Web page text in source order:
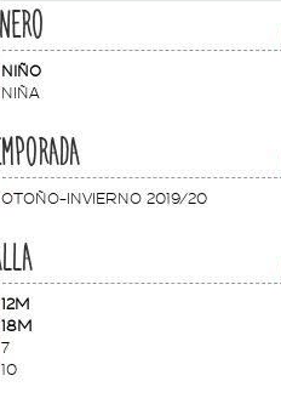
NIÑO
NIÑA
OTOÑO-INVIERNO 2019/20
12M
18M
7
10